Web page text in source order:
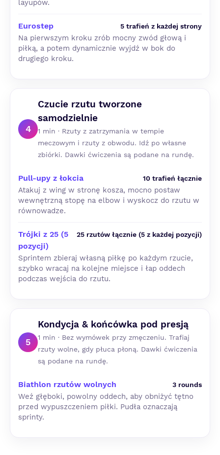
layupów.
Eurostep 5 trafień z każdej strony
Na pierwszym kroku zrób mocny zwód głową i
piłką, a potem dynamicznie wyjdź w bok do
drugiego kroku.
4
Czucie rzutu tworzone
samodzielnie
1 min · Rzuty z zatrzymania w tempie
meczowym i rzuty z obwodu. Idź po własne
zbiórki. Dawki ćwiczenia są podane na rundę.
Pull-upy z łokcia 10 trafień łącznie
Atakuj z wing w stronę kosza, mocno postaw
wewnętrzną stopę na elbow i wyskocz do rzutu w
równowadze.
Trójki z 25 (5
pozycji)
25 rzutów łącznie (5 z każdej pozycji)
Sprintem zbieraj własną piłkę po każdym rzucie,
szybko wracaj na kolejne miejsce i łap oddech
podczas wejścia do rzutu.
5
Kondycja & końcówka pod presją
1 min · Bez wymówek przy zmęczeniu. Trafiaj
rzuty wolne, gdy płuca płoną. Dawki ćwiczenia
są podane na rundę.
Biathlon rzutów wolnych 3 rounds
Weź głęboki, powolny oddech, aby obniżyć tętno
przed wypuszczeniem piłki. Pudła oznaczają
sprinty.